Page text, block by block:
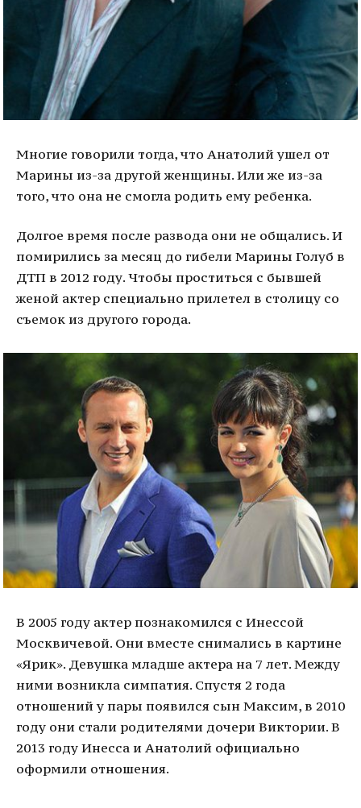
Многие говорили тогда, что Анатолий ушел от
Марины из-за другой женщины. Или же из-за
того, что она не смогла родить ему ребенка.
Долгое время после развода они не общались. И
помирились за месяц до гибели Марины Голуб в
ДТП в 2012 году. Чтобы проститься с бывшей
женой актер специально прилетел в столицу со
съемок из другого города.
В 2005 году актер познакомился с Инессой
Москвичевой. Они вместе снимались в картине
«Ярик». Девушка младше актера на 7 лет. Между
ними возникла симпатия. Спустя 2 года
отношений у пары появился сын Максим, в 2010
году они стали родителями дочери Виктории. В
2013 году Инесса и Анатолий официально
оформили отношения.